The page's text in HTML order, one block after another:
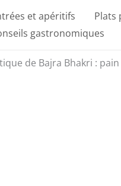
et apéritifs Plats
gastronomiques
de Bajra Bhakri :